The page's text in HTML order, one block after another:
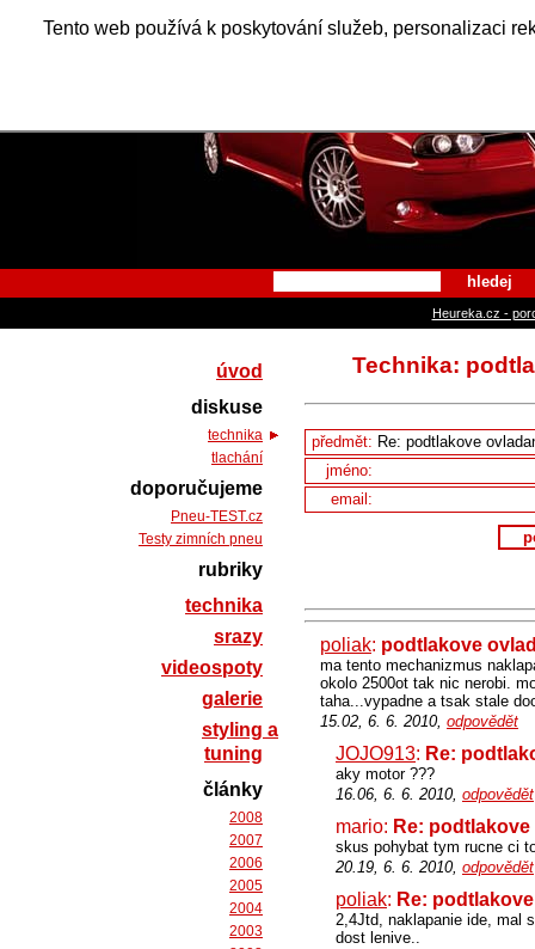
Tento web používá k poskytování služeb, personalizaci
Alfa
hledej
Heureka.cz -
Technika:
předmět:
jméno:
email:
poliak: podtlakove
ma tento mechanizmus
okolo 2500ot tak nic nerobi.
taha...vypadne a tsak stale
15.02, 6. 6. 2010, odpovědět
JOJO913: Re:
aky motor ???
16.06, 6. 6. 2010, odpovědět
mario: Re:
skus pohybat tym rucne ci
20.19, 6. 6. 2010, odpovědět
poliak: Re:
2,4Jtd, naklapanie ide, mal
dost lenive..
úvod
diskuse
technika
tlachání
doporučujeme
Pneu-TEST.cz
Testy zimních pneu
rubriky
technika
srazy
videospoty
galerie
styling a
tuning
články
2008
2007
2006
2005
2004
2003